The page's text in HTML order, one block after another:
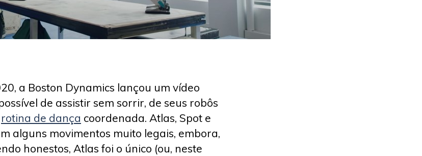
a Boston Dynamics lançou um vídeo
de assistir sem sorrir, de seus robôs
rotina de dança coordenada. Atlas, Spot e
alguns movimentos muito legais, embora,
honestos, Atlas foi o único (ou, neste